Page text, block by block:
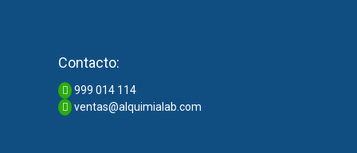
Contacto:
999 014 114
ventas@alquimialab.com